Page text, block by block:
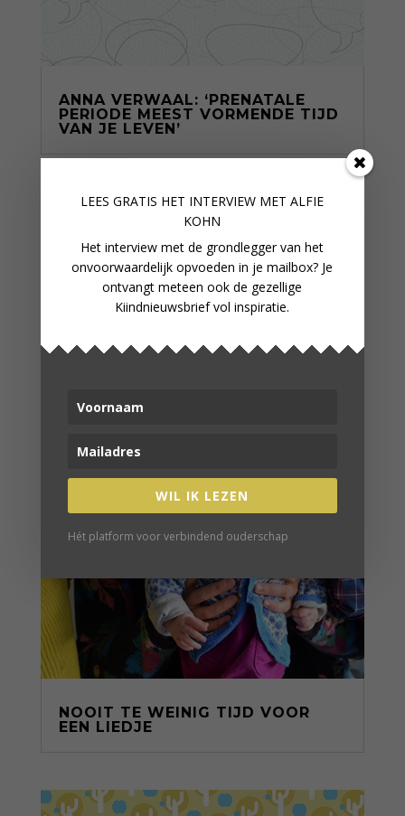
ANNA VERWAAL: ‘PRENATALE
PERIODE MEEST VORMENDE TIJD
VAN JE LEVEN’
NOOIT TE WEINIG TIJD VOOR
EEN LIEDJE
LEES GRATIS HET INTERVIEW MET ALFIE
KOHN
Het interview met de grondlegger van het
onvoorwaardelijk opvoeden in je mailbox? Je
ontvangt meteen ook de gezellige
Kiindnieuwsbrief vol inspiratie.
WIL IK LEZEN
Hét platform voor verbindend ouderschap